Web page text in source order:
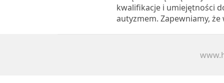
kwalifikacje i umiejętności
autyzmem. Zapewniamy, że